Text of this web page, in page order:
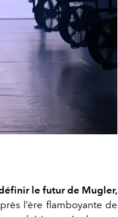
le futur de Mugler,
l’ère flamboyante de